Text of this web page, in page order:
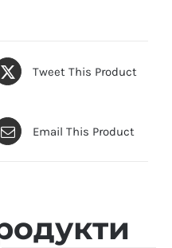
Tweet This Product
Email This Product